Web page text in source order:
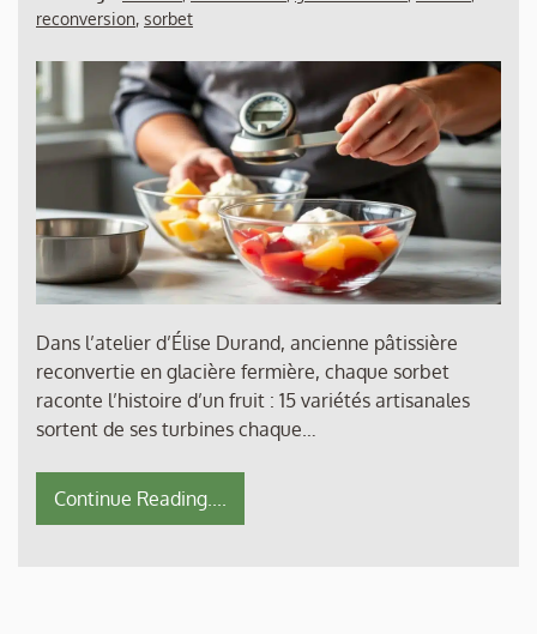
reconversion, sorbet
Dans l’atelier d’Élise Durand, ancienne pâtissière
reconvertie en glacière fermière, chaque sorbet
raconte l’histoire d’un fruit : 15 variétés artisanales
sortent de ses turbines chaque…
Continue Reading....